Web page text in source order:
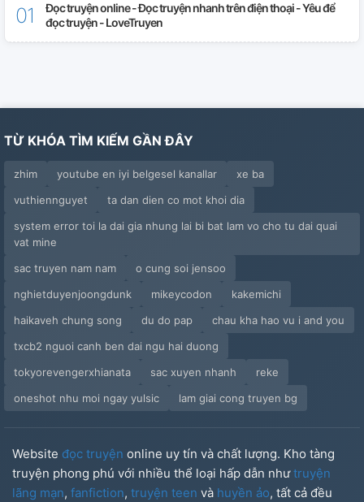
Đọc truyện online - Đọc truyện nhanh trên điện thoại - Yêu để
đọc truyện - LoveTruyen
TỪ KHÓA TÌM KIẾM GẦN ĐÂY
zhim youtube en iyi belgesel kanallar
xe ba
vuthiennguyet
ta dan dien co mot khoi dia
system error toi la dai gia nhung lai bi bat lam vo cho tu dai quai
vat mine
sac truyen nam nam
o cung soi jensoo
nghietduyenjoongdunk
mikeycodon
kakemichi
haikaveh chung song
du do pap
chau kha hao vu i and you
txcb2 nguoi canh ben dai ngu hai duong
tokyorevengerxhianata
sac xuyen nhanh
reke
oneshot nhu moi ngay yulsic
lam giai cong truyen bg
Website đọc truyện online uy tín và chất lượng. Kho tàng
truyện phong phú với nhiều thể loại hấp dẫn nhưtruyện
lãng mạn, fanfiction, truyện teen và huyền ảo, tất cả đều